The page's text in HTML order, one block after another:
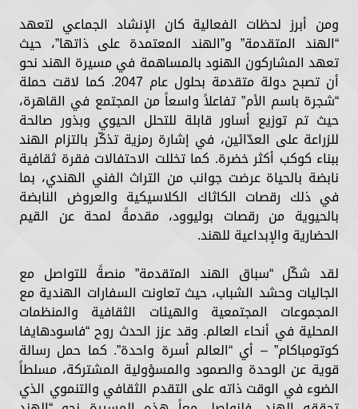
ومن أبرز لحظات الفعالية كان الإنشاد الجماعي لتعهد
“الهند المتقدمة” و”الهند المعتمدة على ذاتها”، حيث
تعهد المشاركون الهنود بالمساهمة في مسيرة الهند نحو
أن تصبح دولة متقدمة بحلول عام 2047. كما لاقت حملة
“شجرة باسم الأم” تفاعلاً واسعاً من المجتمع في القاهرة،
حيث تم توزيع أساور قابلة للتحلل الحيوي وبذور صالحة
للزراعة على العدّائين، في إشارة رمزية تذكّر بالتزام الهند
ببناء كوكب أكثر خضرة. كما تخللت الاحتفالات فقرة ثقافية
نابضة بالحياة عرضت جوانب من التراث الفني الهندي، بما
في ذلك رقصات الكاثاك الكلاسيكية والعروض النابضة
بالحيوية من رقصات بوليوود، مقدمةً لمحة عن القيم
الحضارية والإبداعية للهند.
لقد شكّل “سباق الهند المتقدمة” منصةً للتواصل مع
الجاليات وحشد الشباب، حيث تعاونت السفارات الهندية مع
المجموعات المجتمعية والهيئات الثقافية والمنظمات
المحلية في أنحاء العالم. وقد عزز الحدث روح “فاسودهايفا
كوتومباكام” – أي “العالم أسرة واحدة”. كما حمل رسالة
قوية عن الوحدة والصمود والمسؤولية المشتركة، مسلطاً
الضوء في الوقت ذاته على التقدم الثقافي والتنموي الذي